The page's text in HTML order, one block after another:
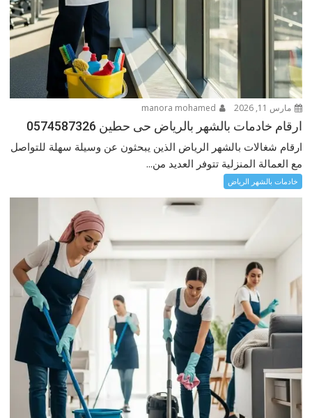
مارس 11, 2026
ارقام خادمات بالشهر بالرياض حى حطين 0574587326
ارقام شغالات بالشهر الرياض الذين يبحثون عن وسيلة سهلة للتواصل
مع العمالة المنزلية تتوفر العديد من...
خادمات بالشهر الرياض